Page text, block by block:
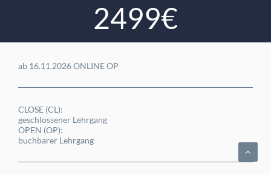
2499€
ab 16.11.2026 ONLINE OP
CLOSE (CL):
geschlossener Lehrgang
OPEN (OP):
buchbarer Lehrgang